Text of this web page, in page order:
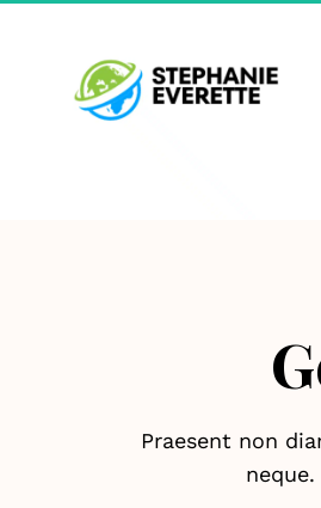
Praesent non